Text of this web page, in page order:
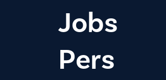
Jobs
Pers